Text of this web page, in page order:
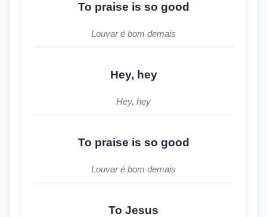
To praise is so good
Louvar é bom demais
Hey, hey
Hey, hey
To praise is so good
Louvar é bom demais
To Jesus